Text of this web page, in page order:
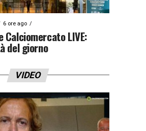
6 ore ago
Calciomercato LIVE:
del giorno
VIDEO